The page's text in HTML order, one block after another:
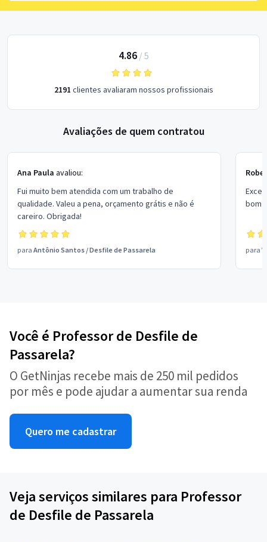
4.86/ 5
2191 clientes avaliaram nossos profissionais
Avaliações de quem contratou
Ana Paula avaliou:
Fui muito bem atendida com um trabalho de
qualidade. Valeu a pena, orçamento grátis e não é
careiro. Obrigada!
para Antônio Santos /Desfile de Passarela
bom
para
Você é Professor de Desfile de
Passarela?
O GetNinjas recebe mais de 250 mil pedidos
por mês e pode ajudar a aumentar sua renda
Quero me cadastrar
Veja serviços similares para Professor
de Desfile de Passarela